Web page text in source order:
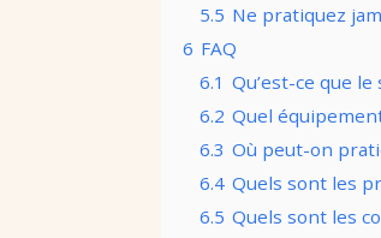
5.5 Ne pratiquez
6 FAQ
6.1 Qu’est-ce que
6.2 Quel
6.3 Où peut-on
6.4 Quels sont les
6.5 Quels sont les